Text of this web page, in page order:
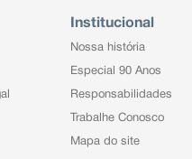
Institucional
Nossa história
Especial 90 Anos
Responsabilidades
Trabalhe Conosco
Mapa do site